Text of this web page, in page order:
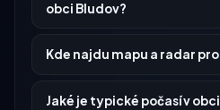
obci Bludov?
Kde najdu mapu a radar
Jaké je typické počasí v